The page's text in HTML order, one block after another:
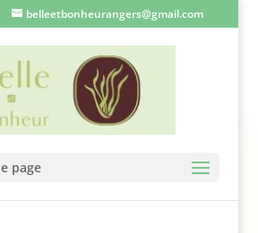
belleetbonheurangers@gmail.com
page